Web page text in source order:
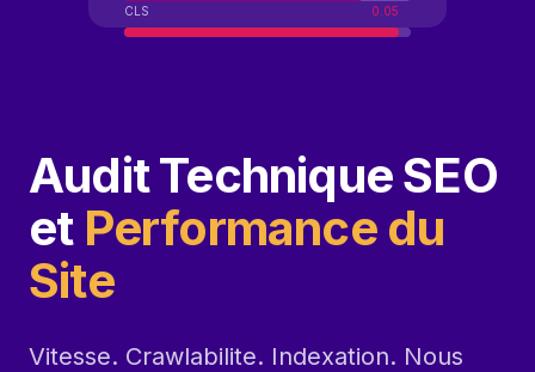
Audit Technique SEO
et Performance du
Site
Vitesse. Crawlabilite. Indexation. Nous
CLS 0.05